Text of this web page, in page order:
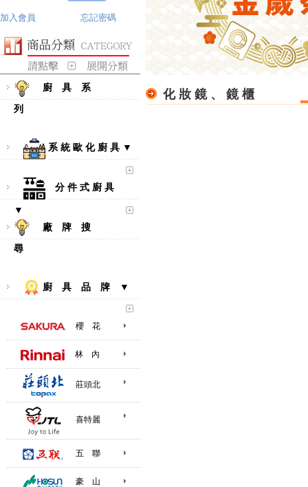
加入會員 忘記密碼
廚 具 系
列
系 統 歐 化 廚 具 ▼
分 件 式 廚 具
▼
廠 牌 搜
尋
廚 具 品 牌 ▼
櫻 花
林 內
莊頭北
喜特麗
五 聯
豪 山
化 妝 鏡 、 鏡 櫃